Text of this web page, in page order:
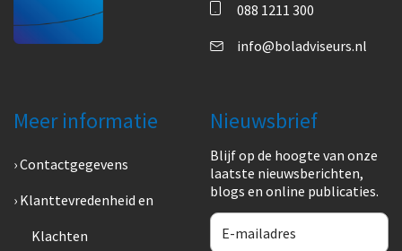
088 1211 300
info@boladviseurs.nl
Meer informatie
Contactgegevens
Klanttevredenheid en
Klachten
Nieuwsbrief
Blijf op de hoogte van onze
laatste nieuwsberichten,
blogs en online publicaties.